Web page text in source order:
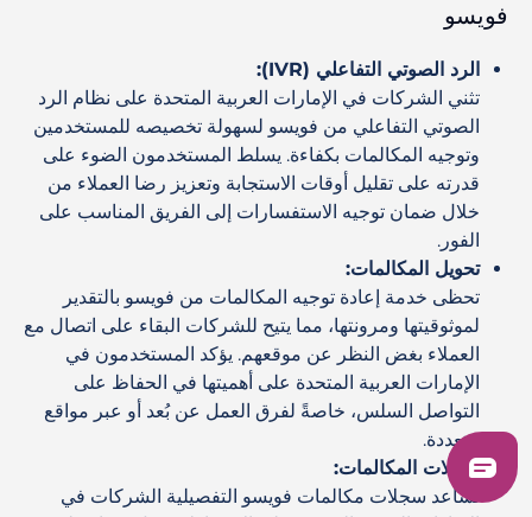
فويسو
الرد الصوتي التفاعلي (IVR):
تثني الشركات في الإمارات العربية المتحدة على نظام الرد
الصوتي التفاعلي من فويسو لسهولة تخصيصه للمستخدمين
وتوجيه المكالمات بكفاءة. يسلط المستخدمون الضوء على
قدرته على تقليل أوقات الاستجابة وتعزيز رضا العملاء من
خلال ضمان توجيه الاستفسارات إلى الفريق المناسب على
الفور.
تحويل المكالمات:
تحظى خدمة إعادة توجيه المكالمات من فويسو بالتقدير
لموثوقيتها ومرونتها، مما يتيح للشركات البقاء على اتصال مع
العملاء بغض النظر عن موقعهم. يؤكد المستخدمون في
الإمارات العربية المتحدة على أهميتها في الحفاظ على
التواصل السلس، خاصةً لفرق العمل عن بُعد أو عبر مواقع
متعددة.
سجلات المكالمات:
تساعد سجلات مكالمات فويسو التفصيلية الشركات في